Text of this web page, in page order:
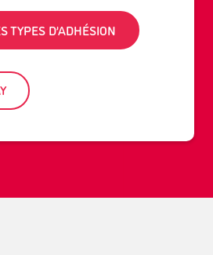
TYPES D’ADHÉSION